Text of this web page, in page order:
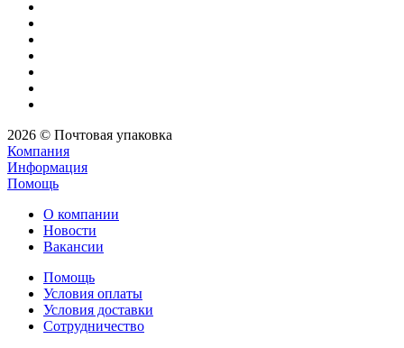
2026 © Почтовая упаковка
Компания
Информация
Помощь
О компании
Новости
Вакансии
Помощь
Условия оплаты
Условия доставки
Сотрудничество